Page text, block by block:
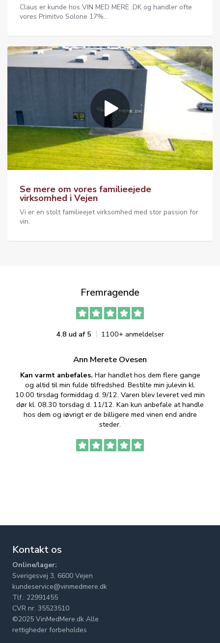
Claus er kunde hos VIN MED MERE .DK og handler ofte
vores Primitvo Solone 17%...
Se mere om vores familieejede
virksomhed i Vejen
Vi er en stolt familieejet virksomhed med stor passion for
vin.
Fremragende
4.8 ud af 5 1100+ anmeldelser
Ann Merete Ovesen
Kan varmt anbefales. Har handlet hos dem flere gange
og altid til min fulde tilfredshed. Bestilte min julevin kl.
10.00 tirsdag formiddag d. 9/12. Varen blev leveret ved min
dør kl. 08.30 torsdag d. 11/12. Kan kun anbefale at handle
hos dem og iøvrigt er de billigere med vinen end andre
steder.
Kontakt os
Online/lager:
Sverigesvej 3, 6600 Vejen
kundeservice@vinmedmere.dk
Tlf.: 22991455
CVR nr. 35523510
©2025 VinMedMere.dk Alle
rettigheder forbeholdes